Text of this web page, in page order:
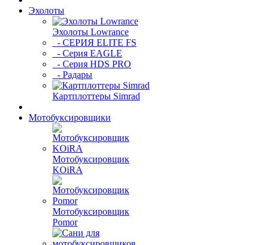
Эхолоты
Эхолоты Lowrance
- СЕРИЯ ELITE FS
- Серия EAGLE
- Серия HDS PRO
- Радары
Картплоттеры Simrad
Мотобуксировщики
Мотобуксировщик
KOiRA
Мотобуксировщик
Pomor